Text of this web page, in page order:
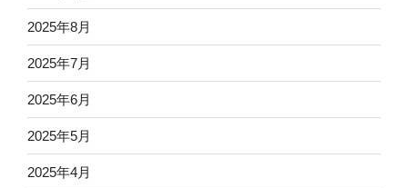
2025年8月
2025年7月
2025年6月
2025年5月
2025年4月